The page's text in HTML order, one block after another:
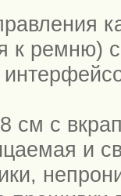
к ремню)
см с
и